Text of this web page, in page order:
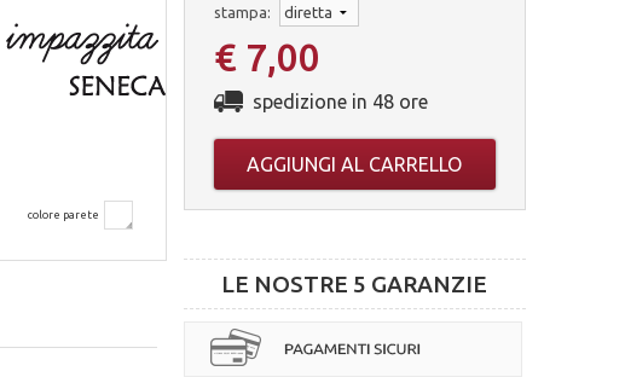
colore parete
stampa:
€ 7,00
spedizione in 48 ore
AGGIUNGI AL CARRELLO
LE NOSTRE 5 GARANZIE